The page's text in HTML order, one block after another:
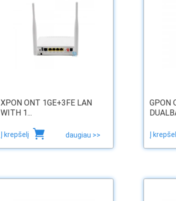
XPON ONT 1GE+3FE LAN
WITH 1...
Į krepšelį daugiau >>
GPON
Į